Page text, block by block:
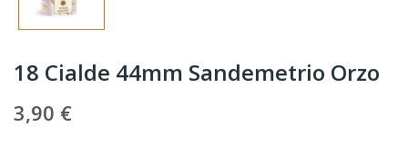
18 Cialde 44mm Sandemetrio Orzo
3,90 €